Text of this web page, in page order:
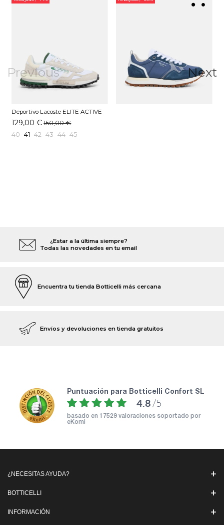
Previous
Deportivo Lacoste ELITE ACTIVE
Blanco
129,00 € 150,00 €
40 41 42 43 44 45
Next
¿Estar a la última siempre?
Todas las novedades en tu email
Encuentra tu tienda Botticelli más cercana
Envíos y devoluciones en tienda gratuitos
puntuación para Botticelli Confort SL
4.8 /5
basado en 17529 valoraciones soportado por
eKomi
¿NECESITAS AYUDA?
BOTTICELLI
INFORMACIÓN